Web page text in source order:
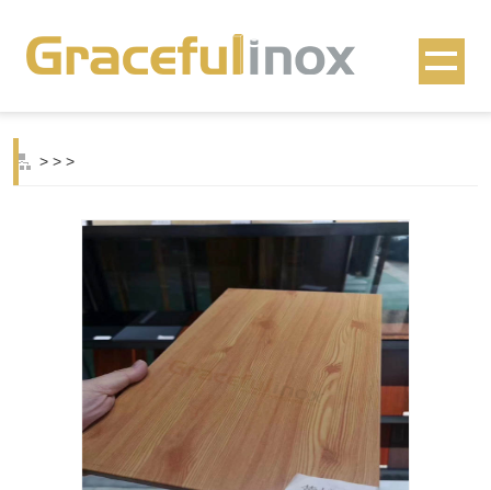
> > >